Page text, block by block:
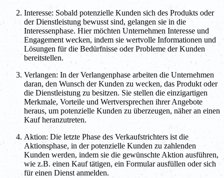
Interesse: Sobald potenzielle Kunden sich des Produkts oder
der Dienstleistung bewusst sind, gelangen sie in die
Interessenphase. Hier möchten Unternehmen Interesse und
Engagement wecken, indem sie wertvolle Informationen und
Lösungen für die Bedürfnisse oder Probleme der Kunden
bereitstellen.
Verlangen: In der Verlangenphase arbeiten die Unternehmen
daran, den Wunsch der Kunden zu wecken, das Produkt oder
die Dienstleistung zu besitzen. Sie stellen die einzigartigen
Merkmale, Vorteile und Wertversprechen ihrer Angebote
heraus, um potenzielle Kunden zu überzeugen, näher an einen
Kauf heranzutreten.
Aktion: Die letzte Phase des Verkaufstrichters ist die
Aktionsphase, in der potenzielle Kunden zu zahlenden
Kunden werden, indem sie die gewünschte Aktion ausführen,
wie z.B. einen Kauf tätigen, ein Formular ausfüllen oder sich
für einen Dienst anmelden.